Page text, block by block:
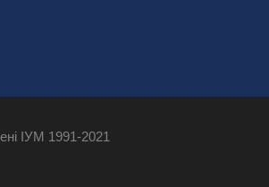
ІУМ 1991-2021